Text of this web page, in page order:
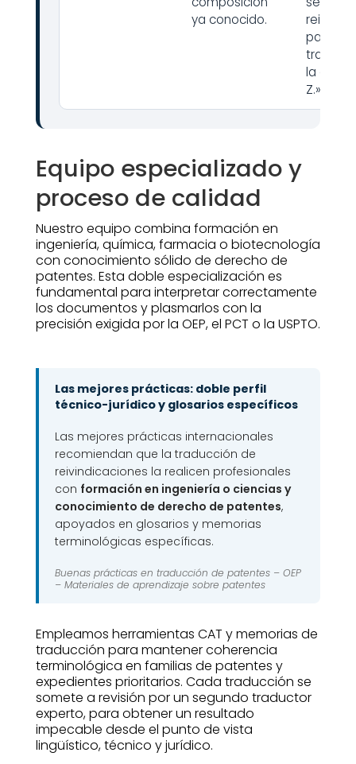
ya conocido.
para el
la
Z.»
Equipo especializado y
proceso de calidad
Nuestro equipo combina formación en
ingeniería, química, farmacia o biotecnología
con conocimiento sólido de derecho de
patentes. Esta doble especialización es
fundamental para interpretar correctamente
los documentos y plasmarlos con la
precisión exigida por la OEP, el PCT o la USPTO.
Las mejores prácticas: doble perfil
técnico-jurídico y glosarios específicos
Las mejores prácticas internacionales
recomiendan que la traducción de
reivindicaciones la realicen profesionales
con formación en ingeniería o ciencias y
conocimiento de derecho de patentes,
apoyados en glosarios y memorias
terminológicas específicas.
Buenas prácticas en traducción de patentes – OEP
– Materiales de aprendizaje sobre patentes
Empleamos herramientas CAT y memorias de
traducción para mantener coherencia
terminológica en familias de patentes y
expedientes prioritarios. Cada traducción se
somete a revisión por un segundo traductor
experto, para obtener un resultado
impecable desde el punto de vista
lingüístico, técnico y jurídico.